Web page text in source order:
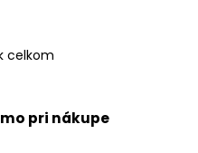
celkom
pri nákupe